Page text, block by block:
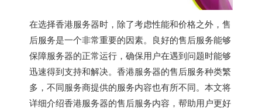
在选择香港服务器时，除了考虑性能和价格之外，售
后服务是一个非常重要的因素。良好的售后服务能够
保障服务器的正常运行，确保用户在遇到问题时能够
迅速得到支持和解决。香港服务器的售后服务种类繁
多，不同服务商提供的服务内容也有所不同。本文将
详细介绍香港服务器的售后服务内容，帮助用户更好